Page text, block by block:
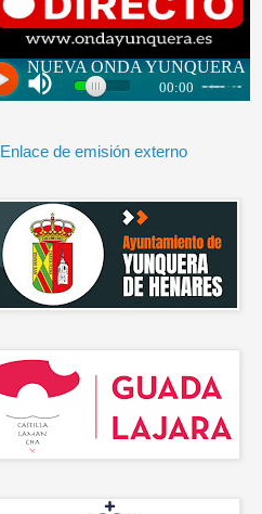
Enlace de emisión externo